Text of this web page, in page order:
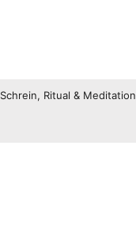
Schrein, Ritual & Meditation